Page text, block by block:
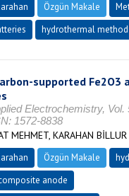
Özgün Makale
hydrothermal method
supported Fe2O3
Electrochemistry, Vol.
1572-8838
MEHMET, KARAHAN
Özgün Makale
anode